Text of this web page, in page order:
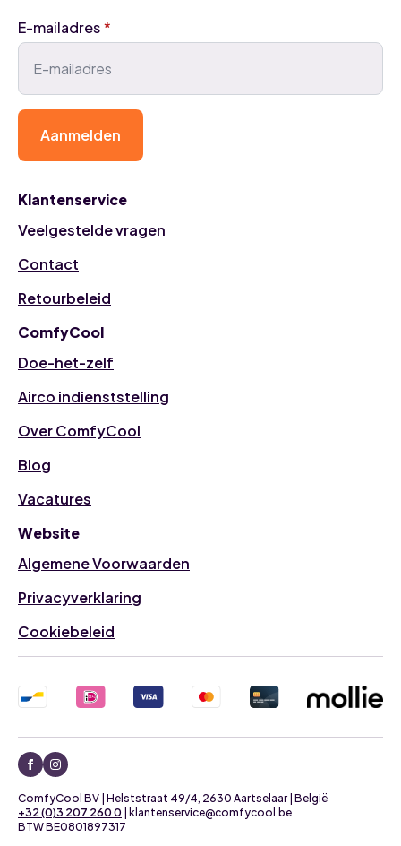
Klantenservice
Veelgestelde vragen
Contact
Retourbeleid
ComfyCool
Doe-het-zelf
Airco indienststelling
Over ComfyCool
Blog
Vacatures
Website
Algemene Voorwaarden
Privacyverklaring
Cookiebeleid
E-mailadres*
Aanmelden
+32 (0)3 207 260 0 | klantenservice@comfycool.be
BTW BE0801897317
ComfyCool BV | Helststraat 49/4, 2630 Aartselaar | België